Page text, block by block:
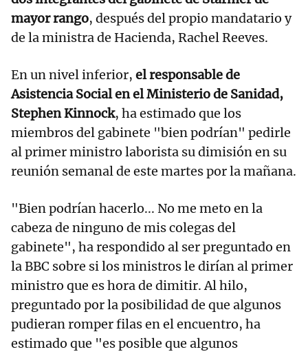
mayor rango, después del propio mandatario y
de la ministra de Hacienda, Rachel Reeves.
En un nivel inferior, el responsable de
Asistencia Social en el Ministerio de Sanidad,
Stephen Kinnock, ha estimado que los
miembros del gabinete "bien podrían" pedirle
al primer ministro laborista su dimisión en su
reunión semanal de este martes por la mañana.
"Bien podrían hacerlo... No me meto en la
cabeza de ninguno de mis colegas del
gabinete", ha respondido al ser preguntado en
la BBC sobre si los ministros le dirían al primer
ministro que es hora de dimitir. Al hilo,
preguntado por la posibilidad de que algunos
pudieran romper filas en el encuentro, ha
estimado que "es posible que algunos